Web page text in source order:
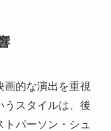
画的な演出を重視
うスタイルは、後
パーソン・シュ